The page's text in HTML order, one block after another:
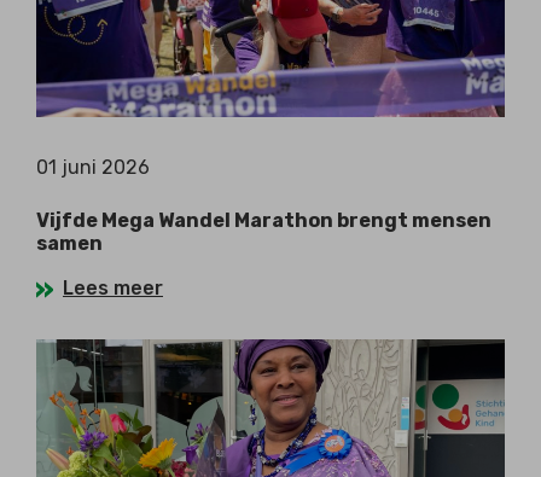
01 juni 2026
Vijfde Mega Wandel Marathon brengt mensen
samen
Lees meer